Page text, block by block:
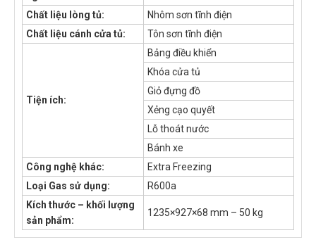
Chất liệu lòng tủ:
Nhôm sơn tĩnh điện
Chất liệu cánh cửa tủ:
Tôn sơn tĩnh điện
Tiện ích:
Bảng điều khiển
Khóa cửa tủ
Giỏ đựng đồ
Xẻng cạo quyết
Lỗ thoát nước
Bánh xe
Công nghệ khác:
Extra Freezing
Loại Gas sử dụng:
R600a
Kích thước – khối lượng
sản phẩm:
1235×927×68 mm – 50 kg